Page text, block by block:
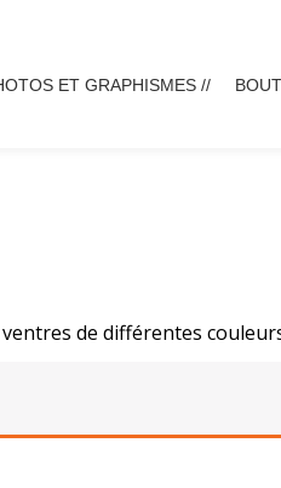
ET GRAPHISMES //
de différentes